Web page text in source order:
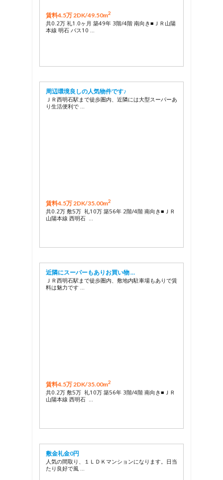
賃料4.5万 2DK/49.50m2
共0.2万 礼1.0ヶ月 築49年 3階/4階 南向き■ＪＲ山陽
本線 明石 バス10 …
周辺環境良しの人気物件です♪
ＪＲ西明石駅まで徒歩圏内、近隣には大型スーパーあ
り生活便利で …
賃料4.5万 2DK/35.00m2
共0.2万 敷5万 礼10万 築56年 2階/4階 南向き■ＪＲ
山陽本線 西明石 …
近隣にスーパーもありお買い物 …
ＪＲ西明石駅まで徒歩圏内、敷地内駐車場もありで賃
料は魅力です …
賃料4.5万 2DK/35.00m2
共0.2万 敷5万 礼10万 築56年 3階/4階 南向き■ＪＲ
山陽本線 西明石 …
敷金礼金0円
人気の間取り、１ＬＤＫマンションになります。日当
たり良好で風 …